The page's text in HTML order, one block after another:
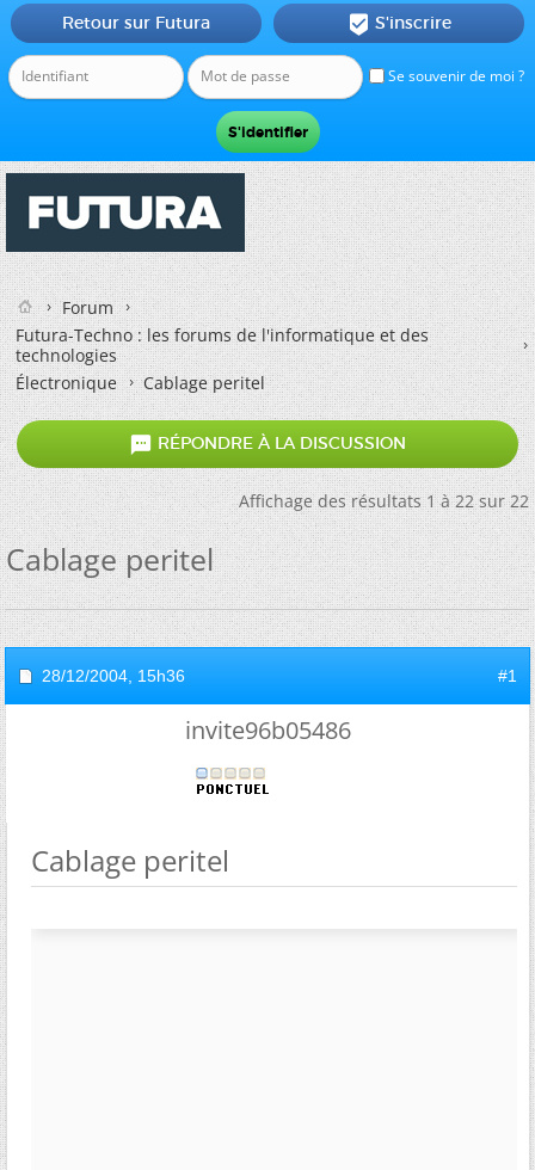
Se souvenir de moi ?
Retour sur Futura  S'inscrire
Forum
Futura-Techno : les forums de l'informatique et des
technologies
Électronique
Cablage peritel
 RÉPONDRE À LA DISCUSSION
Affichage des résultats 1 à 22 sur 22
Cablage peritel
28/12/2004, 15h36 #1
invite96b05486
Cablage peritel